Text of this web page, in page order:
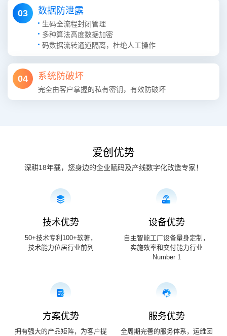
03 数据防泄露
生码全流程封闭管理
多种算法高度数据加密
码数据流转通道隔离，杜绝人工操作
04 系统防破坏
完全由客户掌握的私有密钥，有效防破坏
爱创优势
深耕18年载，您身边的企业赋码及产线数字化改造专家！
技术优势
50+技术专利100+软著，
技术能力位居行业前列
设备优势
自主智能工厂设备量身定制，
实施效率和交付能力行业
Number 1
方案优势
拥有强大的产品矩阵，为客户提
服务优势
全周期完善的服务体系，运维团